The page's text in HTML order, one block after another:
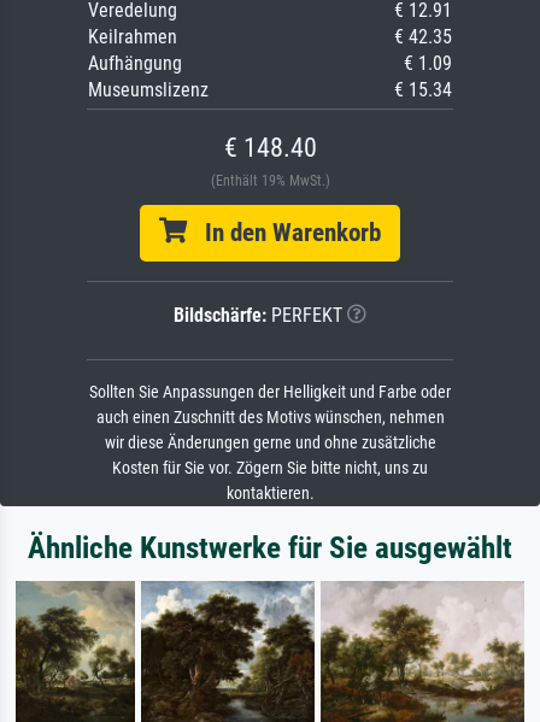
Veredelung
€ 12.91
Keilrahmen
€ 42.35
Aufhängung
€ 1.09
Museumslizenz
€ 15.34
€ 148.40
(Enthält 19% MwSt.)
In den Warenkorb
Bildschärfe: PERFEKT
Sollten Sie Anpassungen der Helligkeit und Farbe oder
auch einen Zuschnitt des Motivs wünschen, nehmen
wir diese Änderungen gerne und ohne zusätzliche
Kosten für Sie vor. Zögern Sie bitte nicht, uns zu
kontaktieren.
Ähnliche Kunstwerke für Sie ausgewählt